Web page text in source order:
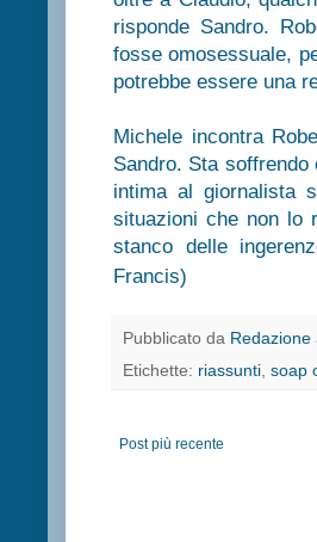
risponde Sandro.
fosse omosessuale,
potrebbe essere una
Michele incontra
Sandro. Sta
intima al giornalista
situazioni che non lo
stanco delle
Francis)
Pubblicato da Redazione
Etichette: riassunti soap
Post più recente